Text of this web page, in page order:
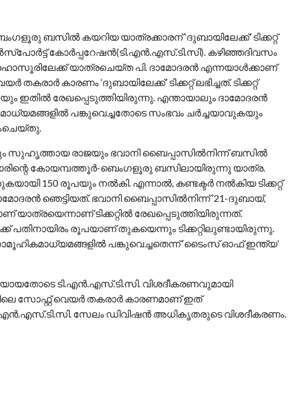
ബസിൽ കയറിയ യാത്രക്കാരന് ‘ദുബായിലേക്ക്’ ടിക്കറ്റ്
കോർപ്പറേഷൻ(ടി.എൻ.എസ്.ടി.സി). കഴിഞ്ഞദിവസം
യാത്രചെയ്ത പി. ദാമോദരൻ എന്നയാൾക്കാണ്
തകരാർ കാരണം ‘ദുബായിലേക്ക്’ ടിക്കറ്റ് ലഭിച്ചത്. ടിക്കറ്റ്
ഇതിൽ രേഖപ്പെടുത്തിയിരുന്നു. എന്തായാലും ദാമോദരൻ
പങ്കുവെച്ചതോടെ സംഭവം ചർച്ചയാവുകയും
സുഹൃത്തായ രാജയും ഭവാനി ബൈപ്പാസിൽനിന്ന് ബസിൽ
കോയമ്പത്തൂർ-ബെംഗളൂരു ബസിലായിരുന്നു യാത്ര.
150 രൂപയും നൽകി. എന്നാൽ, കണ്ടക്ടർ നൽകിയ ടിക്കറ്റ്
ഞെട്ടിയത്. ഭവാനി ബൈപ്പാസിൽനിന്ന് ’21-ദുബായ്,
ടിക്കറ്റിൽ രേഖപ്പെടുത്തിയിരുന്നത്.
പതിനായിരം രൂപയാണ് തുകയെന്നും ടിക്കറ്റിലുണ്ടായിരുന്നു.
പങ്കുവെച്ചതെന്ന് ‘ടൈംസ് ഓഫ് ഇന്ത്യ’
ടി.എൻ.എസ്.ടി.സി. വിശദീകരണവുമായി
സോഫ്റ്റ് വെയർ തകരാർ കാരണമാണ് ഇത്
സേലം ഡിവിഷൻ അധികൃതരുടെ വിശദീകരണം.